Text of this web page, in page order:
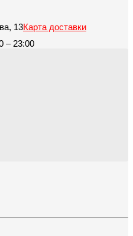
13Карта доставки
– 23:00